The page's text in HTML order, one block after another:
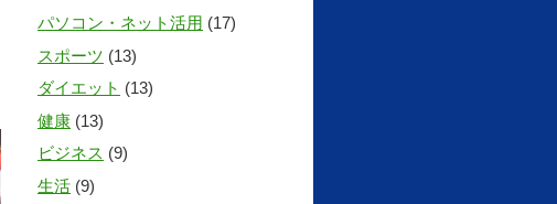
パソコン・ネット活用 (17)
スポーツ (13)
ダイエット (13)
健康 (13)
ビジネス (9)
生活 (9)